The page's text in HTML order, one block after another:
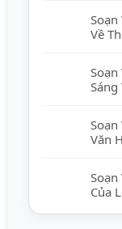
Soạn
Về
Soạn
Văn
Soạn
Của